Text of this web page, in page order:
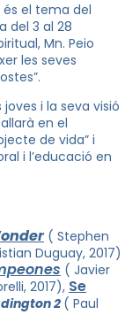
és el tema del
del 3 al 28
Mn. Peio
les seves
i la seva visió
en el
de vida” i
i l’educació en
( Stephen
Duguay, 2017)
( Javier
2017), Se
2 ( Paul